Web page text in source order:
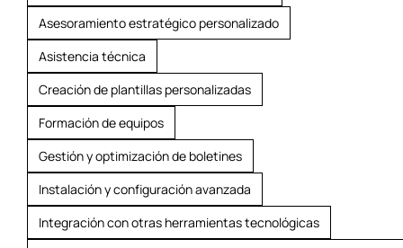
Asesoramiento estratégico personalizado
Asistencia técnica
Creación de plantillas personalizadas
Formación de equipos
Gestión y optimización de boletines
Instalación y configuración avanzada
Integración con otras herramientas tecnológicas